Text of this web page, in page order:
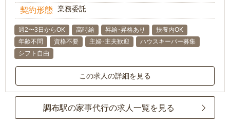
契約形態 業務委託
週2〜3日からOK 高時給 昇給･昇格あり
扶養内OK
年齢不問
資格不要 主婦･主夫歓迎
ハウスキーパー募集
シフト自由
この求人の詳細を見る
調布駅の家事代行の求人一覧を見る